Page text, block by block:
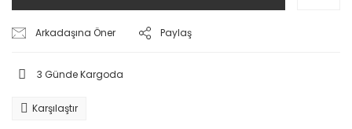
Arkadaşına Öner Paylaş
3 Günde Kargoda
Karşılaştır